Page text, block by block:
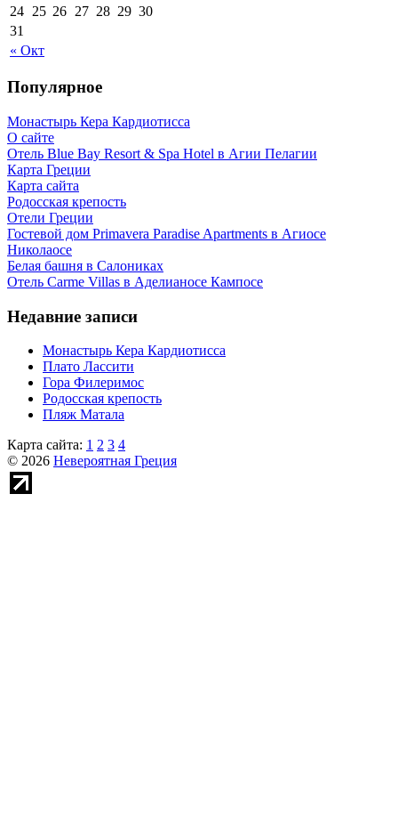
« Окт
24 25 26 27 28 29 30
31
Популярное
Монастырь Кера Кардиотисса
О сайте
Отель Blue Bay Resort & Spa Hotel в Агии Пелагии
Карта Греции
Карта сайта
Родосская крепость
Отели Греции
Гостевой дом Primavera Paradise Apartments в Агиосе
Николаосе
Белая башня в Салониках
Отель Carme Villas в Аделианосе Кампосе
Недавние записи
Монастырь Кера Кардиотисса
Плато Лассити
Гора Филеримос
Родосская крепость
Пляж Матала
Карта сайта: 1 2 3 4
© 2026 Невероятная Греция